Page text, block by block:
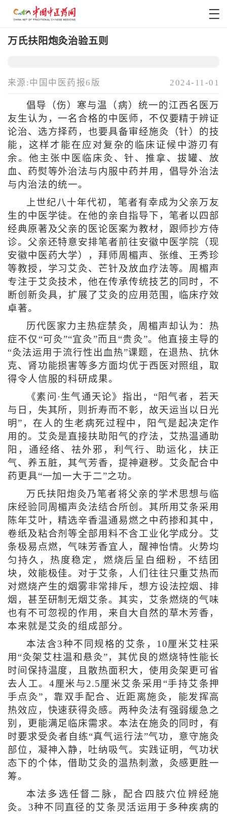
万氏扶阳炮灸治验五则
来源:中国中医药报6版 2024-11-01
倡导（伤）寒与温（病）统一的江西名医万
友生认为，一名合格的中医师，不仅要精于辨证
论治、选方择药，也要具备审经施灸（针）的技
能，这样才能在应对复杂的临床证候中游刃有
余。他主张中医临床灸、针、推拿、拔罐、放
血、药熨等外治法与内服中药并用，倡导外治法
与内治法的统一。
上世纪八十年代初，笔者有幸成为父亲万友
生的中医学徒。在他的亲自指导下，笔者以四部
经典原著及父亲的医论医案为教材，跟师抄方侍
诊。父亲还特意安排笔者前往安徽中医学院（现
安徽中医药大学），拜师周楣声、张维、王秀珍
等教授，学习艾灸、芒针及放血疗法等。周楣声
专注于艾灸技术，他在传承传统技艺的同时，不
断创新灸具，扩展了艾灸的应用范围，临床疗效
卓著。
历代医家力主热症禁灸，周楣声却认为：热
症不仅“可灸”“宜灸”而且“贵灸”。他直接主导的
“灸法运用于流行性出血热”课题，在退热、抗休
克、肾功能损害等多方面均优于西医对照组，取
得令人信服的科研成果。
《素问·生气通天论》指出，“阳气者，若天
与日，失其所，则折寿而不彰，故天运当以日光
明”，在人的生老病死过程中，阳气是起决定作
用的。艾灸是直接扶助阳气的疗法，艾热温通助
阳，通经络、祛外邪，利气行、助运化，扶正
气、养五脏，其气芳香，提神避秽。艾灸配合中
药更具“一加一大于二”之功。
万氏扶阳炮灸乃笔者将父亲的学术思想与临
床经验同周楣声灸法结合所创。其所用艾条采用
陈年艾叶，精选辛香温通易燃之中药掺和其中，
卷纸及粘合剂等全部用料不含工业化学成分。艾
条极易点燃，气味芳香宜人，醒神怡情。火势均
匀持久，热度稳定，燃烧后呈白细粉，不结团
块，效能极佳。对于艾条，人们往往只重艾热而
对燃烧产生的烟雾非常排斥，想方设法控烟、排
烟，甚至研制无烟艾条。其实，艾条燃烧的气味
也有不可忽视的作用，来自大自然的草木芳香，
本来就是艾灸的组成部分。
本法含3种不同规格的艾条，10厘米艾柱采
用“灸架艾柱温和悬灸”，其优良的燃烧特性能长
时间保持温度，且散热面积大，使用灸架更可省
去人工。4厘米与2.5厘米艾条采用“手持艾条押
手点灸”，靠双手配合、近距离施灸，能发挥高
热效应，快速获得灸感。两种灸法有强弱缓急之
别，更能满足临床需求。本法在施灸的同时，有
时要求受灸者自练“真气运行法”气功，意守施灸
部位，凝神入静，吐纳吸气。实践证明，气功状
态下的个体，借助艾灸的温热刺激，灸感更胜一
筹。
本法多选任督二脉，配合四肢穴位辨经施
灸。3种不同直径的艾条灵活运用于多种疾病的